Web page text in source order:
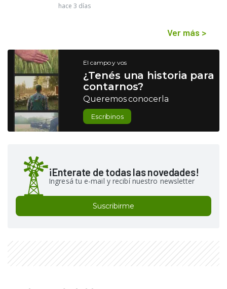
hace 3 días
Ver más >
El campo y vos
¿Tenés una historia para
contarnos?
Queremos conocerla
Escribinos
¡Enterate de todas las novedades!
Ingresá tu e-mail y recibí nuestro newsletter
Suscribirme